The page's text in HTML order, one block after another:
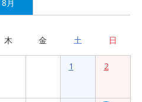
8月
木 金 土 日
1 2